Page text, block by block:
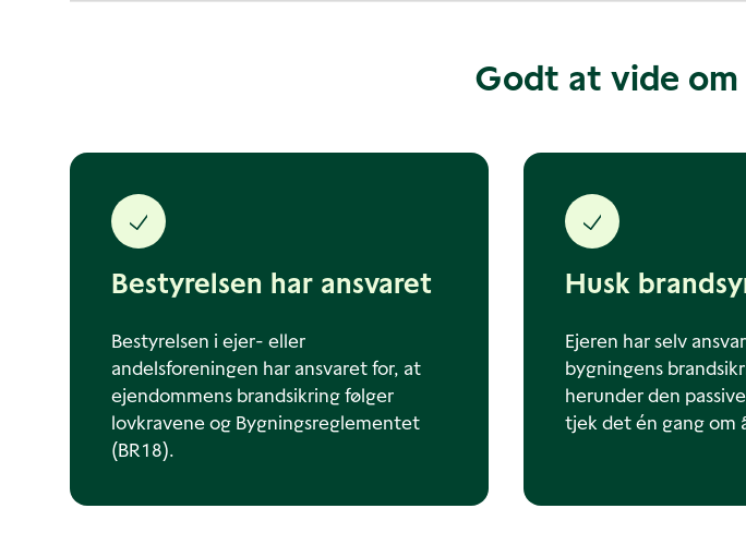
Godt at vide om
Bestyrelsen har ansvaret
Bestyrelsen i ejer- eller
andelsforeningen har ansvaret for, at
ejendommens brandsikring følger
lovkravene og Bygningsreglementet
(BR18).
Husk
Ejeren har selv
bygningens
herunder den
tjek det én gang om